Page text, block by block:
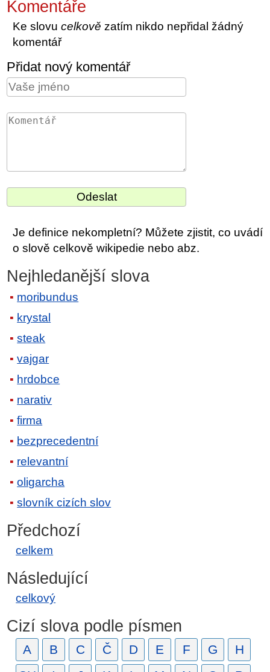
Komentáře
Ke slovucelkově zatím nikdo nepřidal žádný
komentář
Přidat nový komentář
Je definice nekompletní? Můžete zjistit, co uvádí
o slově celkově wikipedie nebo abz.
Nejhledanější slova
moribundus
krystal
steak
vajgar
hrdobce
narativ
firma
bezprecedentní
relevantní
oligarcha
slovník cizích slov
Předchozí
celkem
Následující
celkový
Cizí slova podle písmen
A B C Č D E F G
H